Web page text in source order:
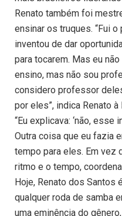
Renato também foi
ensinar os truques. “Fui
inventou de dar
para tocarem. Mas eu
ensino, mas não sou
considero professor
por eles”, indica Renato à
“Eu explicava: ‘não, esse
Outra coisa que eu fazia
tempo para eles. Em vez
ritmo e o tempo,
Hoje, Renato dos Santos
qualquer roda de samba
uma eminência do